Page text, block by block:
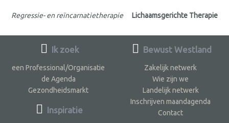
Regressie- en reïncarnatietherapie Lichaamsgerichte Therapie
Ik zoek
een Professional/Organisatie
de Agenda
Gezondheidsmarkt
Inspiratie
Bewust Westland
Zakelijk netwerk
Wie zijn we
Landelijk netwerk
Inschrijven maandagenda
Contact